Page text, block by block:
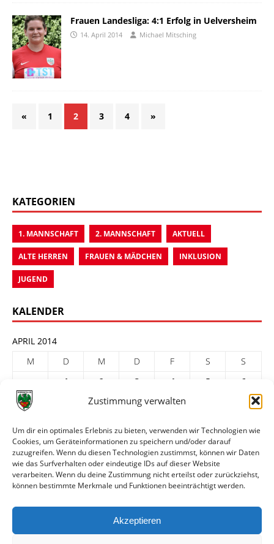
Zustimmung verwalten
Um dir ein optimales Erlebnis zu bieten, verwenden wir Technologien wie
Cookies, um Geräteinformationen zu speichern und/oder darauf
zuzugreifen. Wenn du diesen Technologien zustimmst, können wir Daten
wie das Surfverhalten oder eindeutige IDs auf dieser Website
verarbeiten. Wenn du deine Zustimmung nicht erteilst oder zurückziehst,
können bestimmte Merkmale und Funktionen beeinträchtigt werden.
Akzeptieren
Frauen Landesliga: 4:1 Erfolg in Uelversheim
14. April 2014 Michael Mitsching
« 1 2 3 4 »
KATEGORIEN
1. MANNSCHAFT 2. MANNSCHAFT AKTUELL
ALTE HERREN FRAUEN & MÄDCHEN INKLUSION
JUGEND
KALENDER
APRIL 2014
M
D M D F S
S
1
2 3 4 5
6
7
9 10 11
21
22 23 24 25 26
28
29
30
« März
Mai »
ARCHIV